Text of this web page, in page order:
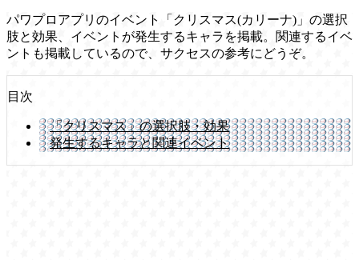
パワプロアプリのイベント「クリスマス(カリーナ)」の選択
肢と効果、イベントが発生するキャラを掲載。関連するイベ
ントも掲載しているので、サクセスの参考にどうぞ。
目次
「クリスマス」の選択肢・効果
発生するキャラと関連イベント